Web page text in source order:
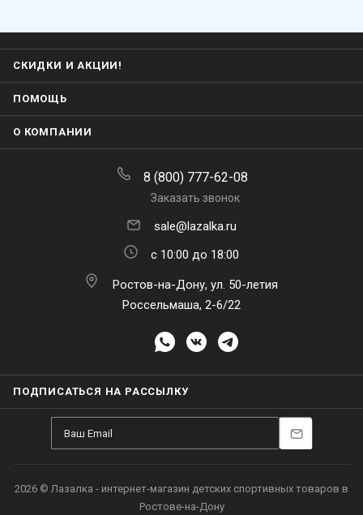
СКИДКИ И АКЦИИ!
ПОМОЩЬ
О КОМПАНИИ
8 (800) 777-62-08
Заказать звонок
sale@lazalka.ru
с 10:00 до 18:00
Ростов-на-Дону, ул. 50-летия
Россельмаша, 2-6/22
ПОДПИСАТЬСЯ НА РАССЫЛКУ
2026 © Лазалка - интернет-магазин детских спортивных товаров в
Ростове-на-Дону